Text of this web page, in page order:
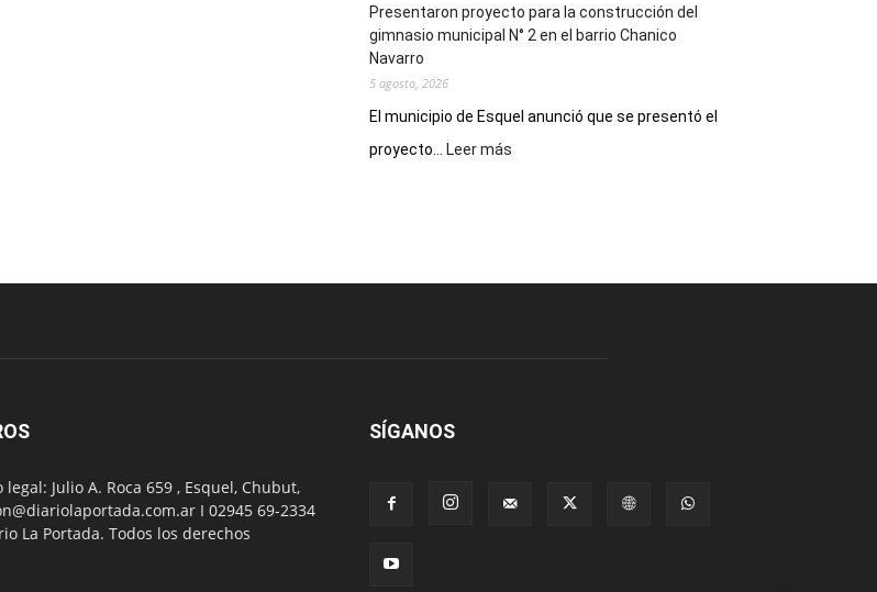
Presentaron proyecto para la construcción del
gimnasio municipal N° 2 en el barrio Chanico
Navarro
5 agosto, 2026
El municipio de Esquel anunció que se presentó el
proyecto...
Leer más
del
Navarro
Julio A. Roca 659 , Esquel, Chubut,
I 02945 69-2334
La Portada. Todos los derechos
SÍGANOS